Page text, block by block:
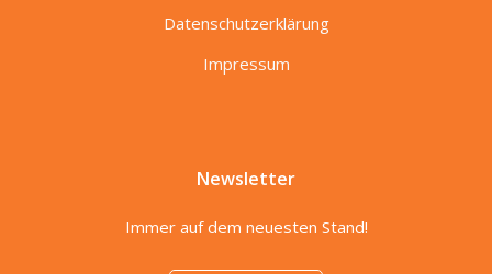
Datenschutzerklärung
Impressum
Newsletter
Immer auf dem neuesten Stand!